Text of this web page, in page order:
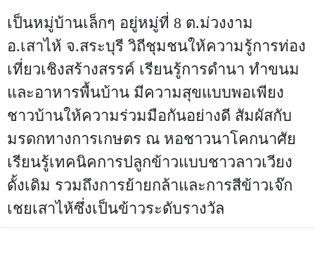
เป็นหมู่บ้านเล็กๆ อยู่หมู่ที่ 8 ต.ม่วงงาม
อ.เสาไห้ จ.สระบุรี วิถีชุมชนให้ความรู้การท่อง
เที่ยวเชิงสร้างสรรค์ เรียนรู้การดำนา ทำขนม
และอาหารพื้นบ้าน มีความสุขแบบพอเพียง
ชาวบ้านให้ความร่วมมือกันอย่างดี สัมผัสกับ
มรดกทางการเกษตร ณ หอชาวนาโคกนาศัย
เรียนรู้เทคนิคการปลูกข้าวแบบชาวลาวเวียง
ดั้งเดิม รวมถึงการย้ายกล้าและการสีข้าวเจ๊ก
เชยเสาไห้ซึ่งเป็นข้าวระดับรางวัล